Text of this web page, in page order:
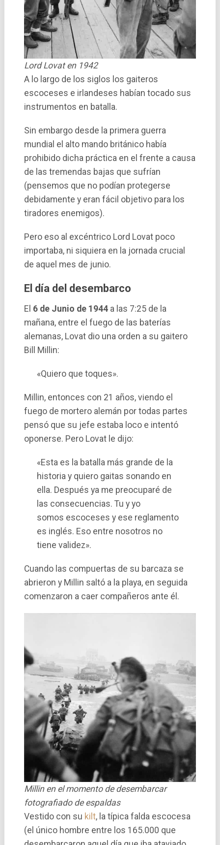
Lord Lovat en 1942
A lo largo de los siglos los gaiteros
escoceses e irlandeses habían tocado sus
instrumentos en batalla.
Sin embargo desde la primera guerra
mundial el alto mando británico había
prohibido dicha práctica en el frente a causa
de las tremendas bajas que sufrían
(pensemos que no podían protegerse
debidamente y eran fácil objetivo para los
tiradores enemigos).
Pero eso al excéntrico Lord Lovat poco
importaba, ni siquiera en la jornada crucial
de aquel mes de junio.
El día del desembarco
El 6 de Junio de 1944a las 7:25 de la
mañana, entre el fuego de las baterías
alemanas, Lovat dio una orden a su gaitero
Bill Millin:
«Quiero que toques».
Millin, entonces con 21 años, viendo el
fuego de mortero alemán por todas partes
pensó que su jefe estaba loco e intentó
oponerse. Pero Lovat le dijo:
«Esta es la batalla más grande de la
historia y quiero gaitas sonando en
ella. Después ya me preocuparé de
las consecuencias. Tu y yo
somos escoceses y ese reglamento
es inglés. Eso entre nosotros no
tiene validez».
Cuando las compuertas de su barcaza se
abrieron y Millin saltó a la playa, en seguida
comenzaron a caer compañeros ante él.
Millin en el momento de desembarcar
fotografiado de espaldas
Vestido con su kilt, la típica falda escocesa
(el único hombre entre los 165.000 que